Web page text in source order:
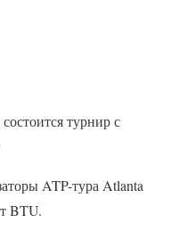
турнир с
ATP-тура Atlanta
BTU.